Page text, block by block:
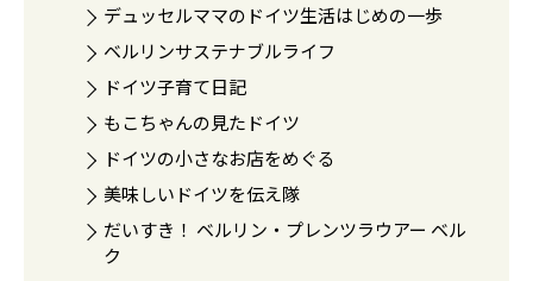
デュッセルママのドイツ生活はじめの一歩
ベルリンサステナブルライフ
ドイツ子育て日記
もこちゃんの見たドイツ
ドイツの小さなお店をめぐる
美味しいドイツを伝え隊
だいすき！ ベルリン・プレンツラウアー ベル
ク